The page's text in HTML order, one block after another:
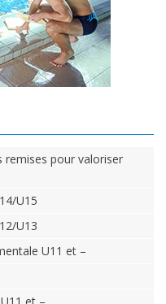
remises pour valoriser
U15
U13
U11 et –